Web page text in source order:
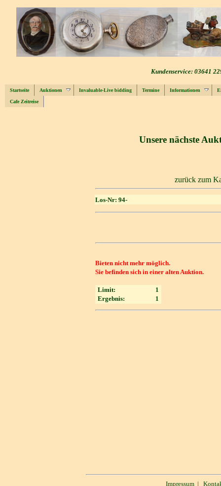
Kundenservice: 03641
Startseite Auktionen Invaluable-Live bidding Termine Informationen
Cafe Zeitreise
Unsere nächste
zurück zum
Los-Nr: 94-
Bieten nicht mehr möglich.
Sie befinden sich in einer alten Auktion.
Limit:
1
Ergebnis:
1
Impressum|